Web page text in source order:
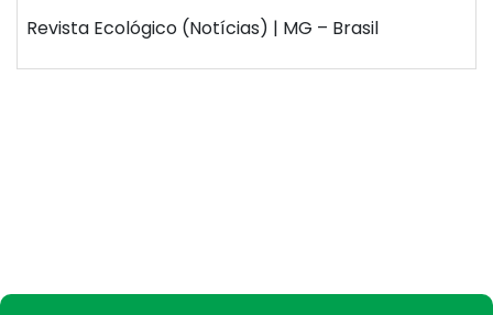
Revista Ecológico (Notícias) | MG – Brasil